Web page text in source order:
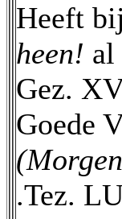
Heeft
heen! al
Gez.
Goede
.Tez.